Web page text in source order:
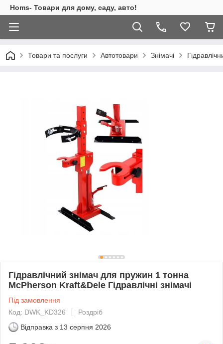
Homs- Товари для дому, саду, авто!
Товари та послуги Автотовари Знімачі
Гідравлічний знімач для пружин 1 тонна
McPherson Kraft&Dele Гідравлічні знімачі
Під замовлення
Код: DWK_KD326
Роздріб
Відправка з 13 серпня 2026